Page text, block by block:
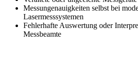
Messungenauigkeiten selbst bei
Lasermesssystemen
Fehlerhafte Auswertung oder
Messbeamte